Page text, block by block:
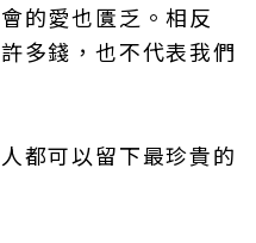
的愛也匱乏。相反
多錢，也不代表我們
都可以留下最珍貴的